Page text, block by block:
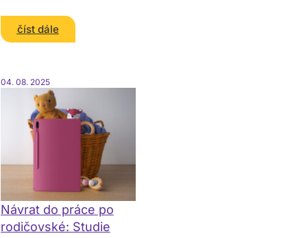
mohou připravit na
číst dále
04. 08. 2025
Návrat do práce po
rodičovské: Studie